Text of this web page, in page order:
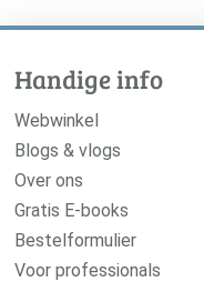
Handige info
Webwinkel
Blogs & vlogs
Over ons
Gratis E-books
Bestelformulier
Voor professionals